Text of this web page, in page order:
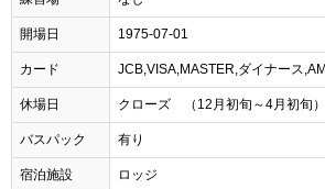
開場日 1975-07-01
カード JCB,VISA,MASTER,ダイナース
休場日 クローズ （12月初旬～4月初旬）
バスパック 有り
宿泊施設 ロッジ